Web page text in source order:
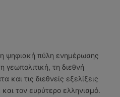
ψηφιακή πύλη ενημέρωσης
τη διεθνή
και τις διεθνείς εξελίξεις
τον ευρύτερο ελληνισμό.